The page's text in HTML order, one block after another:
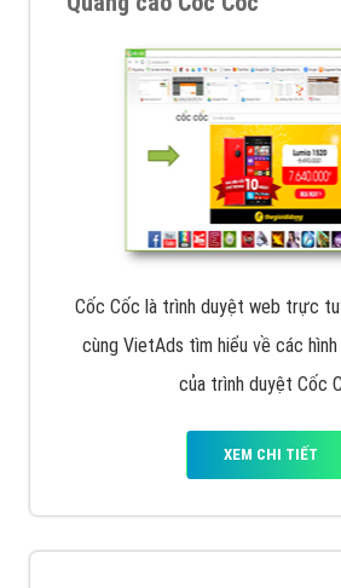
Cốc Cốc là trình duyệt web trực
cùng VietAds tìm hiểu về các
của trình duyệt Cốc
XEM CHI TIẾT